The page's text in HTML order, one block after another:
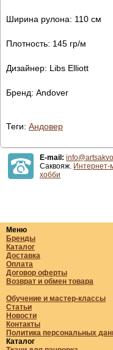
Ширина рулона: 110 см
Плотность: 145 гр/м
Дизайнер: Libs Elliott
Бренд: Andover
Теги: Андовер
E-mail:
Саквояж. Интернет-
хобби
Меню
Бренды
Каталог
Доставка
Оплата
Договор оферты
Возврат и обмен товара
Обучение и мастер-классы
Статьи
Новости
Контакты
Политика персональных
Каталог